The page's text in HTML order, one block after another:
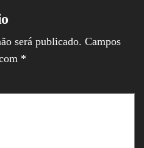
será publicado. Campos
*